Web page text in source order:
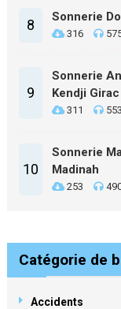
8 Sonnerie
316
9
Sonnerie
Kendji Girac
311
10
Sonnerie
Madinah
253
Catégorie de
Accidents